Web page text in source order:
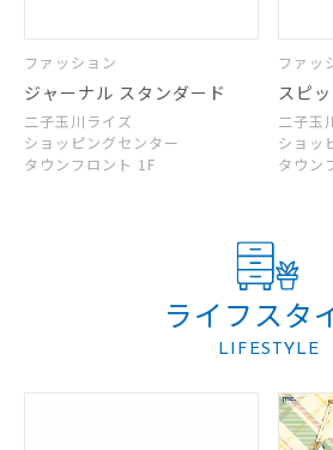
ファッション
ジャーナル スタンダード
二子玉川ライズ
ショッピングセンター
タウンフロント 1F
ファッ
スピ
二子玉
ショッ
ライフスタ
LIFESTYLE